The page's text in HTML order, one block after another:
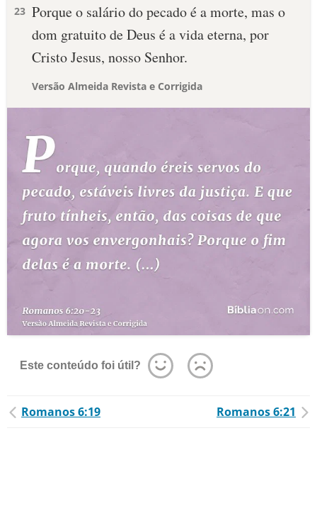
23 Porque o salário do pecado é a morte, mas o
dom gratuito de Deus é a vida eterna, por
Cristo Jesus, nosso Senhor.
Versão Almeida Revista e Corrigida
Este conteúdo foi útil?
Romanos 6:19 Romanos 6:21